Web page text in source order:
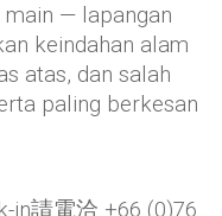
main — lapangan
keindahan alam
atas, dan salah
paling berkesan
in請電洽 +66 (0)76